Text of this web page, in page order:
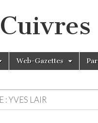
Web-Gazettes
:YVES LAIR